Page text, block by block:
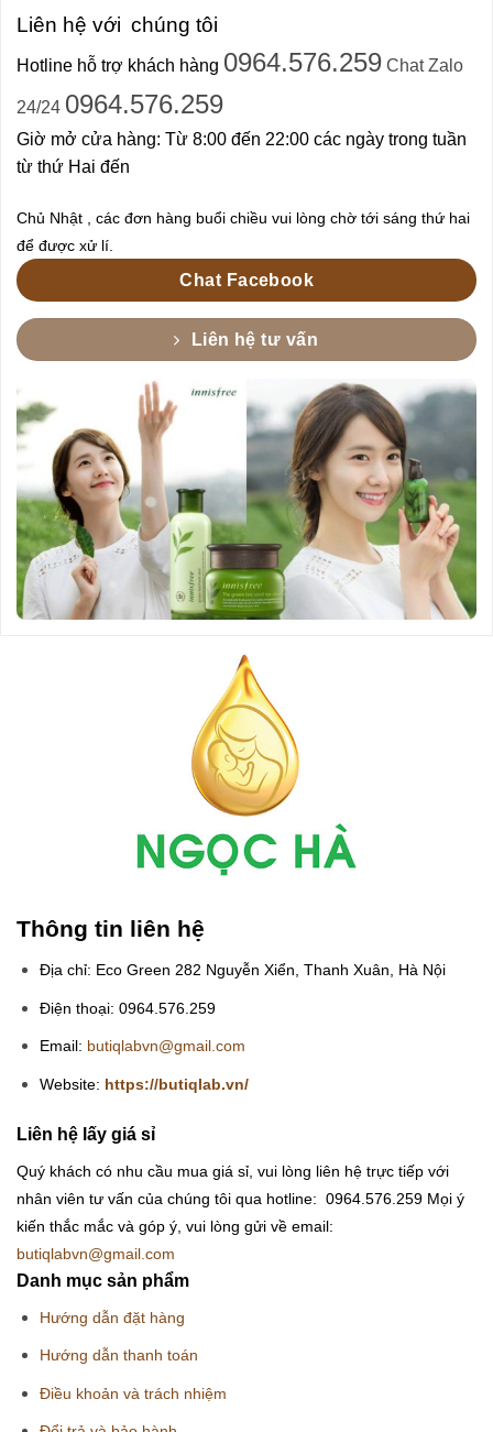
Liên hệ với chúng tôi
Hotline hỗ trợ khách hàng 0964.576.259Chat Zalo
24/24 0964.576.259
Giờ mở cửa hàng: Từ 8:00 đến 22:00 các ngày trong tuần
từ thứ Hai đến
Chủ Nhật , các đơn hàng buổi chiều vui lòng chờ tới sáng thứ hai
để được xử lí.
Chat Facebook
Liên hệ tư vấn
Thông tin liên hệ
Địa chỉ: Eco Green 282 Nguyễn Xiển, Thanh Xuân, Hà Nội
Điện thoại: 0964.576.259
Email: butiqlabvn@gmail.com
Website: https://butiqlab.vn/
Liên hệ lấy giá sỉ
Quý khách có nhu cầu mua giá sỉ, vui lòng liên hệ trực tiếp với
nhân viên tư vấn của chúng tôi qua hotline: 0964.576.259 Mọi ý
kiến thắc mắc và góp ý, vui lòng gửi về email:
butiqlabvn@gmail.com
Danh mục sản phẩm
Hướng dẫn đặt hàng
Hướng dẫn thanh toán
Điều khoản và trách nhiệm